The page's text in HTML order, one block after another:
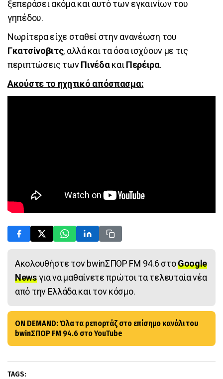
ξεπεράσει ακόμα και αυτό των εγκαινίων του
γηπέδου.
Νωρίτερα είχε σταθεί στην ανανέωση του
Γκατσίνοβιτς, αλλά και τα όσα ισχύουν με τις
περιπτώσεις τωνΠινέδακαιΠερέιρα.
Ακούστε το ηχητικό απόσπασμα:
Ακολουθήστε τον bwinΣΠΟΡ FM 94.6 στοGoogle
Newsγια να μαθαίνετε πρώτοι τα τελευταία νέα
από την Ελλάδα και τον κόσμο.
ON DEMAND: Όλα τα ρεπορτάζ στο επίσημο κανάλι του
bwinΣΠΟΡ FM 94.6 στο YouTube
TAGS: